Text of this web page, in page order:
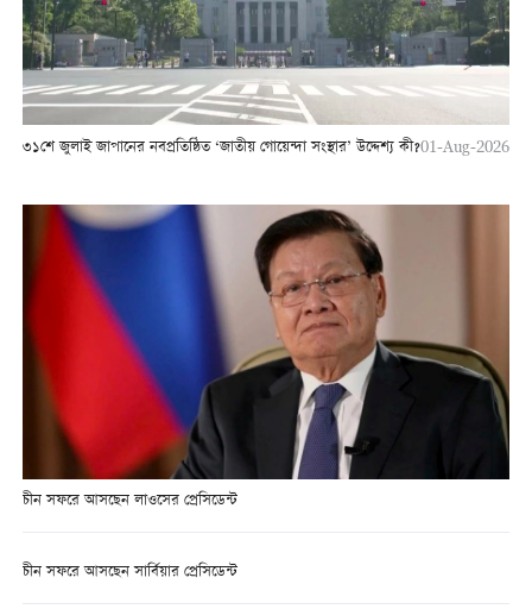
৩১শে জুলাই জাপানের নবপ্রতিষ্ঠিত ‘জাতীয় গোয়েন্দা সংস্থার’ উদ্দেশ্য কী?01-Aug-2026
চীন সফরে আসছেন লাওসের প্রেসিডেন্ট
চীন সফরে আসছেন সার্বিয়ার প্রেসিডেন্ট